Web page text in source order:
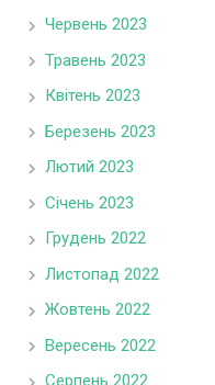
Червень 2023
Травень 2023
Квітень 2023
Березень 2023
Лютий 2023
Січень 2023
Грудень 2022
Листопад 2022
Жовтень 2022
Вересень 2022